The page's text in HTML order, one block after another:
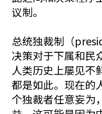
议制。
总统独裁制（
决策对于下属和民
人类历史上屡见不
都是如此。现在的
个独裁者任意妄为